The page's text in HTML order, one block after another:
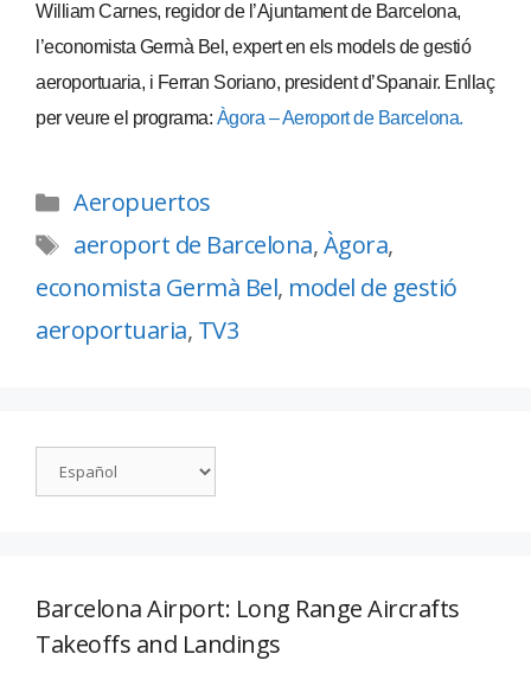
William Carnes, regidor de l’Ajuntament de Barcelona,
l’economista Germà Bel, expert en els models de gestió
aeroportuaria, i Ferran Soriano, president d’Spanair. Enllaç
per veure el programa: Àgora – Aeroport de Barcelona.
Aeropuertos
aeroport de Barcelona,Àgora,
economista Germà Bel, model de gestió
aeroportuaria, TV3
Barcelona Airport: Long Range Aircrafts
Takeoffs and Landings